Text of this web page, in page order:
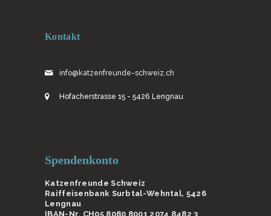
Kontakt
info@katzenfreunde-schweiz.ch
Hofacherstrasse 15 - 5426 Lengnau
Spendenkonto
Katzenfreunde Schweiz
Raiffeisenbank Surbtal-Wehntal, 5426
Lengnau
IBAN-Nr. CH05 8080 8001 2074 8482 3